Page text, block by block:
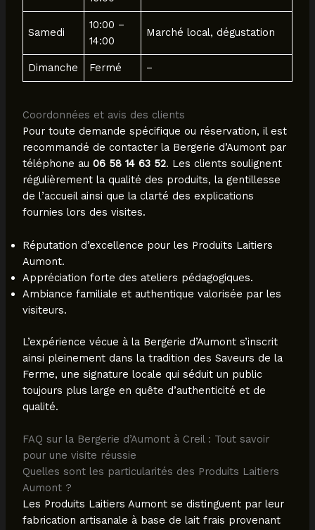
Samedi
10:00 –
14:00
Marché local, dégustation
Dimanche Fermé –
Coordonnées et avis des clients
Pour toute demande spécifique ou réservation, il est
recommandé de contacter la Bergerie d’Aumont par
téléphone au 06 58 14 63 52. Les clients soulignent
régulièrement la qualité des produits, la gentillesse
de l’accueil ainsi que la clarté des explications
fournies lors des visites.
Réputation d’excellence pour les Produits Laitiers
Aumont.
Appréciation forte des ateliers pédagogiques.
Ambiance familiale et authentique valorisée par les
visiteurs.
L’expérience vécue à la Bergerie d’Aumont s’inscrit
ainsi pleinement dans la tradition des Saveurs de la
Ferme, une signature locale qui séduit un public
toujours plus large en quête d’authenticité et de
qualité.
FAQ sur la Bergerie d’Aumont à Creil : Tout savoir
pour une visite réussie
Quelles sont les particularités des Produits Laitiers
Aumont ?
Les Produits Laitiers Aumont se distinguent par leur
fabrication artisanale à base de lait frais provenant